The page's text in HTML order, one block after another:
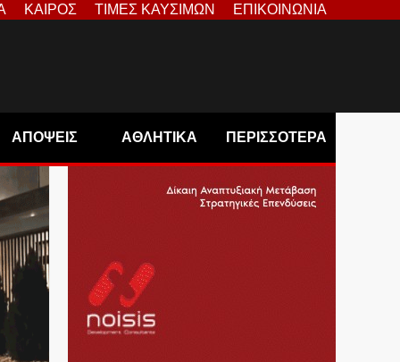
ΚΑΙΡΟΣ ΤΙΜΕΣ ΚΑΥΣΙΜΩΝ ΕΠΙΚΟΙΝΩΝΙΑ
ΑΠΟΨΕΙΣ ΑΘΛΗΤΙΚΑ ΠΕΡΙΣΣΟΤΕΡΑ